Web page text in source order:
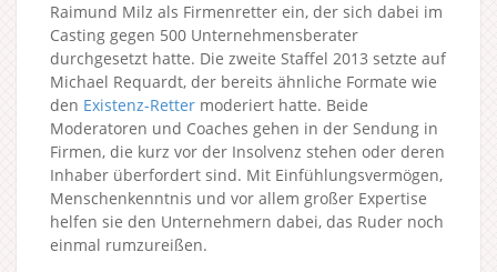
Raimund Milz als Firmenretter ein, der sich dabei im
Casting gegen 500 Unternehmensberater
durchgesetzt hatte. Die zweite Staffel 2013 setzte auf
Michael Requardt, der bereits ähnliche Formate wie
den Existenz-Retter moderiert hatte. Beide
Moderatoren und Coaches gehen in der Sendung in
Firmen, die kurz vor der Insolvenz stehen oder deren
Inhaber überfordert sind. Mit Einfühlungsvermögen,
Menschenkenntnis und vor allem großer Expertise
helfen sie den Unternehmern dabei, das Ruder noch
einmal rumzureißen.